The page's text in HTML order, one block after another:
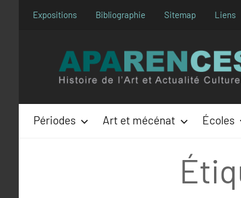
Expositions Bibliographie Sitemap Liens
Périodes Art et mécénat Écoles